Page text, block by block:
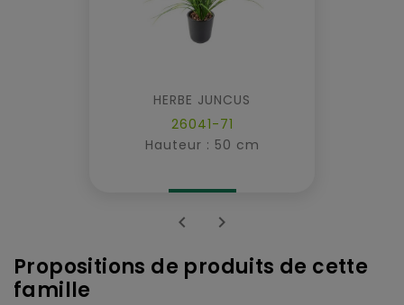
HERBE JUNCUS
26041-71
Hauteur : 50 cm
 
Propositions de produits de cette
famille